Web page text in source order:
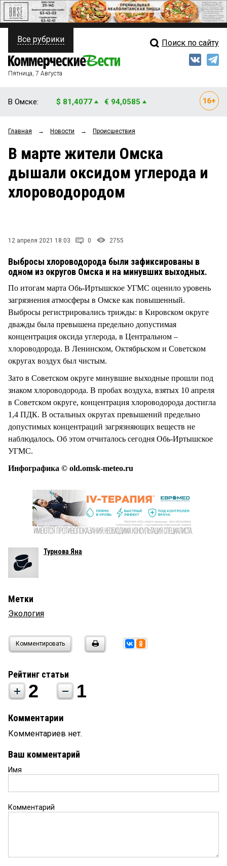
ПОЛИТИКА
ФИНАНСЫ
ОБЩЕСТВО
ЗАКОН
НОВОСТИ КОМПАНИЙ
Свежий выпуск
Мнения
Рейтинги
Блоги
Все рубрики Поиск по сайту
Пятница, 7 Августа
В Омске: $ 81,4077 € 94,0585
Главная → Новости → Происшествия
В марте жители Омска
дышали оксидом углерода и
хлороводородом
12 апреля 2021 18:03 0 2755
Выбросы хлороводорода были зафиксированы в
одном из округов Омска и на минувших выходных.
По итогам марта Обь-Иртышское УГМС оценило уровень
загрязнения атмосферы в Омске как повышенный.
Выбросы регистрировались трижды: в Кировском округе
дважды была превышена предельно допустимая
концентрация оксида углерода, в Центральном –
хлороводорода. В Ленинском, Октябрьском и Советском
округах воздух был чистым.
Зато в Советском округе минувшие выходные прошли под
знаком хлороводорода. В пробах воздуха, взятых 10 апреля
в Советском округе, концентрация хлороводорода достигла
1,4 ПДК. В остальных округах превышений предельно
допустимых концентраций загрязняющих веществ не
наблюдалось. Об этом отчиталось сегодня Обь-Иртышское
УГМС.
Инфографика © old.omsk-meteo.ru
Турнова Яна
Метки
Экология
Комментировать
Рейтинг статьи
2 1
Комментарии
Комментариев нет.
Ваш комментарий
Имя
Комментарий